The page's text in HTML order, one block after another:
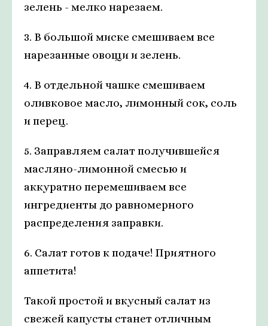
зелень - мелко нарезаем.
3. В большой миске смешиваем все
нарезанные овощи и зелень.
4. В отдельной чашке смешиваем
оливковое масло, лимонный сок, соль
и перец.
5. Заправляем салат получившейся
масляно-лимонной смесью и
аккуратно перемешиваем все
ингредиенты до равномерного
распределения заправки.
6. Салат готов к подаче! Приятного
аппетита!
Такой простой и вкусный салат из
свежей капусты станет отличным